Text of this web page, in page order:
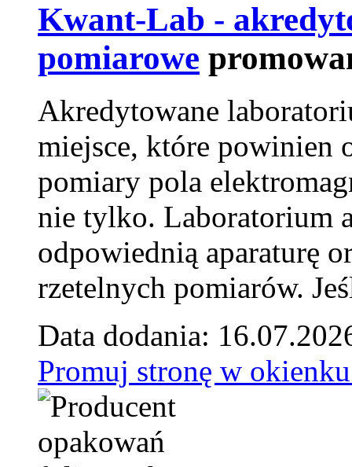
Kwant-Lab -
pomiarowe
Akredytowane
miejsce, które powinien
pomiary pola
nie tylko. Laboratorium
odpowiednią aparaturę
rzetelnych pomiarów.
Data dodania:
Promuj stronę w